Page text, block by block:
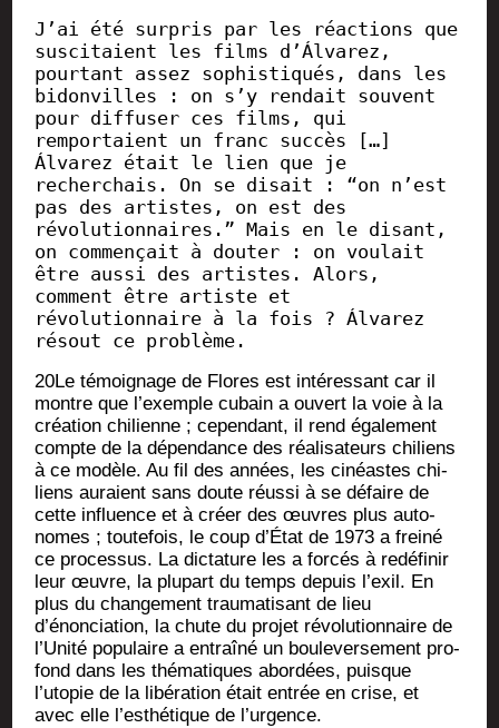
J’ai été surpris par les réactions que
suscitaient les films d’Álvarez,
pourtant assez sophistiqués, dans les
bidonvilles : on s’y rendait souvent
pour diffuser ces films, qui
remportaient un franc succès […]
Álvarez était le lien que je
recherchais. On se disait : “on n’est
pas des artistes, on est des
révolutionnaires.” Mais en le disant,
on commençait à douter : on voulait
être aussi des artistes. Alors,
comment être artiste et
révolutionnaire à la fois ? Álvarez
résout ce problème.
20Le témoi­gnage de Flores est inté­res­sant car il
montre que l’exemple cubain a ouvert la voie à la
créa­tion chi­lienne ; cepen­dant, il rend éga­le­ment
compte de la dépen­dance des réa­li­sa­teurs chi­liens
à ce modèle. Au fil des années, les cinéastes chi­
liens auraient sans doute réus­si à se défaire de
cette influence et à créer des œuvres plus auto­
nomes ; tou­te­fois, le coup d’État de 1973 a frei­né
ce pro­ces­sus. La dic­ta­ture les a for­cés à redé­fi­nir
leur œuvre, la plu­part du temps depuis l’exil. En
plus du chan­ge­ment trau­ma­ti­sant de lieu
d’énonciation, la chute du pro­jet révo­lu­tion­naire de
l’Unité popu­laire a entraî­né un bou­le­ver­se­ment pro­
fond dans les thé­ma­tiques abor­dées, puisque
l’utopie de la libé­ra­tion était entrée en crise, et
avec elle l’esthétique de l’urgence.